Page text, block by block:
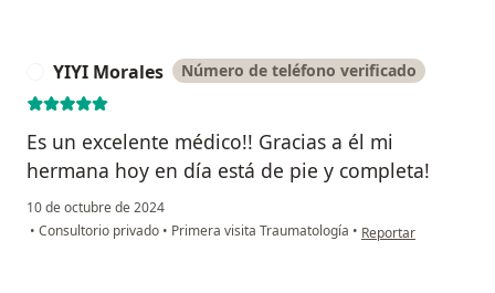
YIYI Morales Número de teléfono verificado
Es un excelente médico!! Gracias a él mi
hermana hoy en día está de pie y completa!
10 de octubre de 2024
• Consultorio privado • Primera visita Traumatología • en opinión del
Reportar